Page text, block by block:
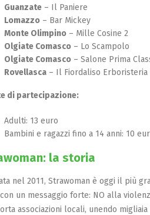
Guanzate – Il Paniere
Lomazzo – Bar Mickey
Monte Olimpino – Mille Cosine 2
Olgiate Comasco – Lo Scampolo
Olgiate Comasco – Salone Prima
Rovellasca – Il Fiordaliso Erboristeria
di partecipazione:
Adulti: 13 euro
Bambini e ragazzi fino a 14 anni: 10
la storia
nel 2011, Strawoman è oggi il più
un messaggio forte: NO alla
associazioni locali, unendo